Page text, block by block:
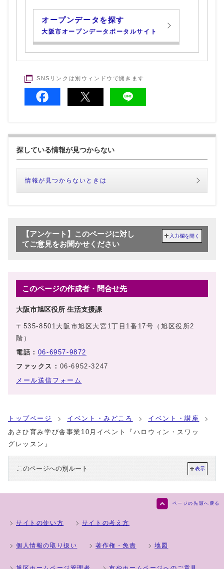
オープンデータを探す
大阪市オープンデータポータルサイト
SNSリンクは別ウィンドウで開きます
探している情報が見つからない
情報が見つからないときは
【アンケート】このページに対し
てご意見をお聞かせください
入力欄を開く
このページの作成者・問合せ先
大阪市旭区役所 生活支援課
〒535-8501大阪市旭区大宮1丁目1番17号（旭区役所2
階）
電話： 06-6957-9872
ファックス： 06-6952-3247
メール送信フォーム
トップページ イベント・みどころ
イベント・講座
あさひ育み学び舎事業10月イベント『ハロウィン・スワッ
グレッスン』
このページへの別ルート 表示
ページの先頭へ戻る
サイトの使い方 サイトの考え方
個人情報の取り扱い 著作権・免責 地図